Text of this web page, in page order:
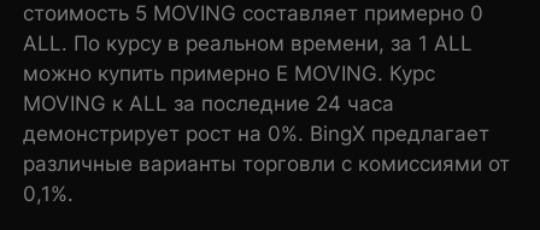
стоимость 5 MOVING составляет примерно 0
ALL. По курсу в реальном времени, за 1 ALL
можно купить примерно E MOVING. Курс
MOVING к ALL за последние 24 часа
демонстрирует рост на 0%. BingX предлагает
различные варианты торговли с комиссиями от
0,1%.